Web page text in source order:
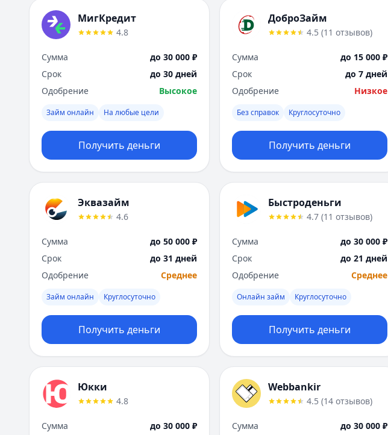
МигКредит
4.8
Сумма
до 30 000 ₽
Срок
до 30 дней
Одобрение
Высокое
Займ онлайн На любые цели
Получить деньги
ДоброЗайм
4.5 (11 отзывов)
Сумма
до 15 000 ₽
Срок
до 7 дней
Одобрение
Низкое
Без справок Круглосуточно
Получить деньги
Эквазайм
4.6
Сумма
до 50 000 ₽
Срок
до 31 дней
Одобрение
Среднее
Займ онлайн Круглосуточно
Получить деньги
Быстроденьги
4.7 (11 отзывов)
Сумма
до 30 000 ₽
Срок
до 21 дней
Одобрение
Среднее
Онлайн займ Круглосуточно
Получить деньги
Юкки
4.8
Сумма до 30 000 ₽
Webbankir
4.5 (14 отзывов)
Сумма до 30 000 ₽